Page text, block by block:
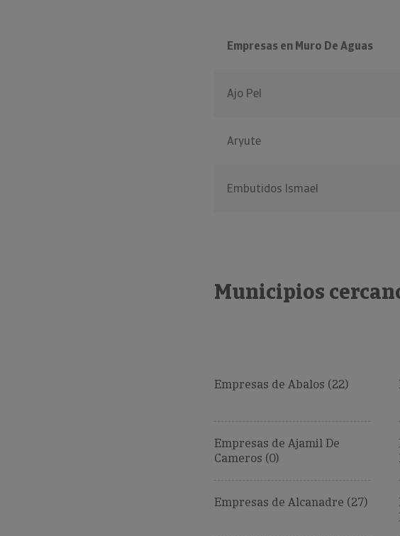
Empresas en Muro De Aguas
Ajo Pel
Aryute
Embutidos Ismael
Municipios
Empresas de Abalos (22)
Empresas de Ajamil De
Cameros (0)
Empresas de Alcanadre (27)